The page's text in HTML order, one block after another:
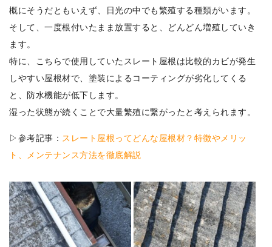
概にそうだともいえず、日光の中でも繁殖する種類がいます。
そして、一度根付いたまま放置すると、どんどん増殖していき
ます。
特に、こちらで使用していたスレート屋根は比較的カビが発生
しやすい屋根材で、塗装によるコーティングが劣化してくる
と、防水機能が低下します。
湿った状態が続くことで大量繁殖に繋がったと考えられます。
▷参考記事： スレート屋根ってどんな屋根材？特徴やメリッ
ト、メンテナンス方法を徹底解説